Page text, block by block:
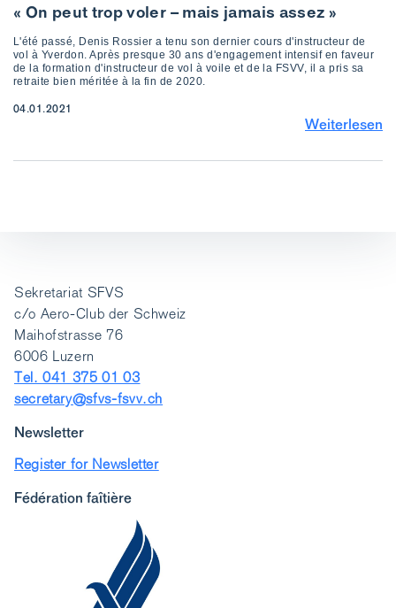
« On peut trop voler – mais jamais assez »
L'été passé, Denis Rossier a tenu son dernier cours d'instructeur de
vol à Yverdon. Après presque 30 ans d'engagement intensif en faveur
de la formation d'instructeur de vol à voile et de la FSVV, il a pris sa
retraite bien méritée à la fin de 2020.
04.01.2021
Weiterlesen
Sekretariat SFVS
c/o Aero-Club der Schweiz
Maihofstrasse 76
6006 Luzern
Tel. 041 375 01 03
secretary@sfvs-fsvv.ch
Newsletter
Register for Newsletter
Fédération faîtière